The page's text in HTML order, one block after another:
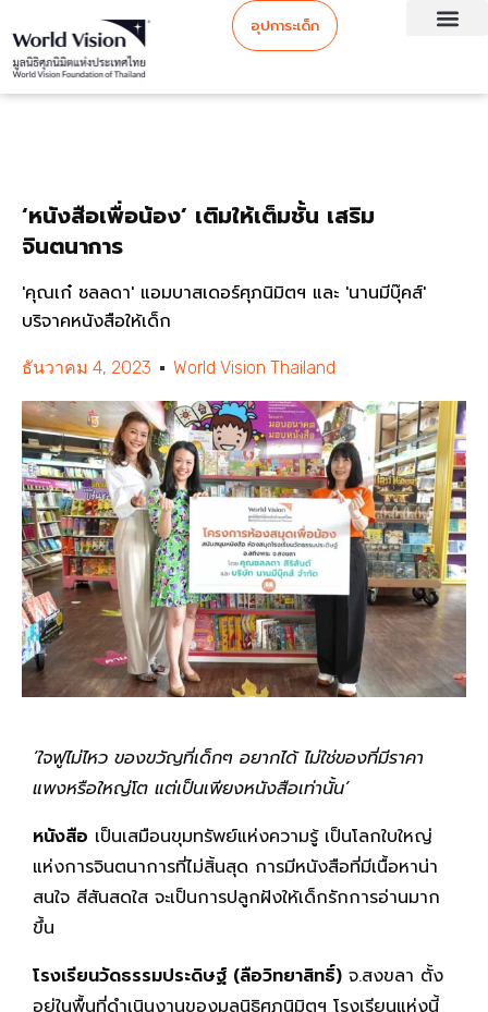
อุปการะเด็ก
‘หนังสือเพื่อน้อง’ เติมให้เต็มชั้น เสริม
จินตนาการ
'คุณเก๋ ชลลดา' แอมบาสเดอร์ศุภนิมิตฯ และ 'นานมีบุ๊คส์'
บริจาคหนังสือให้เด็ก
ธันวาคม 4, 2023 World Vision Thailand
‘ใจฟูไม่ไหว ของขวัญที่เด็กๆ อยากได้ ไม่ใช่ของที่มีราคา
แพงหรือใหญ่โต แต่เป็นเพียงหนังสือเท่านั้น’
หนังสือ เป็นเสมือนขุมทรัพย์แห่งความรู้ เป็นโลกใบใหญ่
แห่งการจินตนาการที่ไม่สิ้นสุด การมีหนังสือที่มีเนื้อหาน่า
สนใจ สีสันสดใส จะเป็นการปลูกฝังให้เด็กรักการอ่านมาก
ขึ้น
โรงเรียนวัดธรรมประดิษฐ์ (ลือวิทยาสิทธิ์) จ.สงขลา ตั้ง